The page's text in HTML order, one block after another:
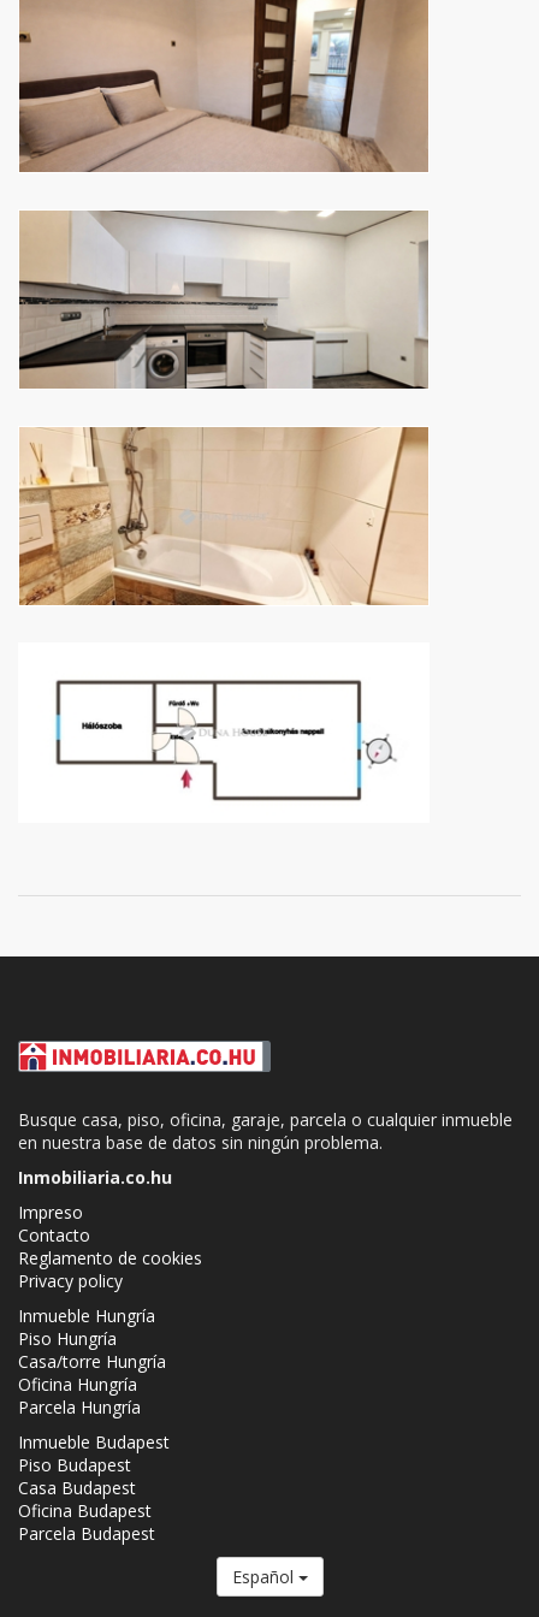
Busque casa, piso, oficina, garaje, parcela o cualquier inmueble
en nuestra base de datos sin ningún problema.
Inmobiliaria.co.hu
Impreso
Contacto
Reglamento de cookies
Privacy policy
Inmueble Hungría
Piso Hungría
Casa/torre Hungría
Oficina Hungría
Parcela Hungría
Inmueble Budapest
Piso Budapest
Casa Budapest
Oficina Budapest
Parcela Budapest
Español